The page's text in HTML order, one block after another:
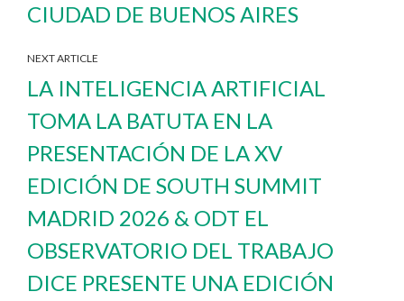
CIUDAD DE BUENOS AIRES
NEXT ARTICLE
LA INTELIGENCIA ARTIFICIAL
TOMA LA BATUTA EN LA
PRESENTACIÓN DE LA XV
EDICIÓN DE SOUTH SUMMIT
MADRID 2026 & ODT EL
OBSERVATORIO DEL TRABAJO
DICE PRESENTE UNA EDICIÓN